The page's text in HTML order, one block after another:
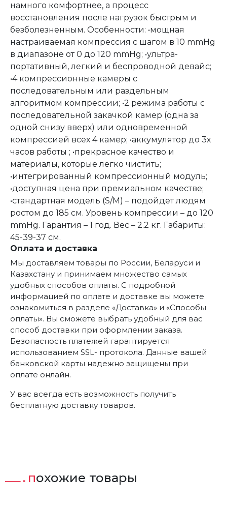
намного комфортнее, а процесс
восстановления после нагрузок быстрым и
безболезненным. Особенности: •мощная
настраиваемая компрессия с шагом в 10 mmHg
в диапазоне от 0 до 120 mmHg; •ультра-
портативный, легкий и беспроводной девайс;
•4 компрессионные камеры с
последовательным или раздельным
алгоритмом компрессии; •2 режима работы с
последовательной закачкой камер (одна за
одной снизу вверх) или одновременной
компрессией всех 4 камер; •аккумулятор до 3х
часов работы ; •прекрасное качество и
материалы, которые легко чистить;
•интегрированный компрессионный модуль;
•доступная цена при премиальном качестве;
•стандартная модель (S/M) – подойдет людям
ростом до 185 см. Уровень компрессии – до 120
mmHg. Гарантия – 1 год. Вес – 2.2 кг. Габариты:
45-39-37 см.
Оплата и доставка
Мы доставляем товары по России, Беларуси и
Казахстану и принимаем множество самых
удобных способов оплаты. С подробной
информацией по оплате и доставке вы можете
ознакомиться в разделе «Доставка» и «Способы
оплаты». Вы сможете выбрать удобный для вас
способ доставки при оформлении заказа.
Безопасность платежей гарантируется
использованием SSL- протокола. Данные вашей
банковской карты надежно защищены при
оплате онлайн.
У вас всегда есть возможность получить
бесплатную доставку товаров.
похожие товары